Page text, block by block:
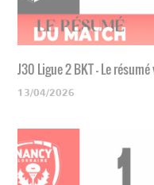
J30 Ligue 2 BKT - Le
13/04/2026